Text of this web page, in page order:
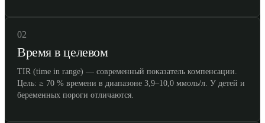
02
Время в целевом
TIR (time in range) — современный показатель компенсации.
Цель: ≥ 70 % времени в диапазоне 3,9–10,0 ммоль/л. У детей и
беременных пороги отличаются.